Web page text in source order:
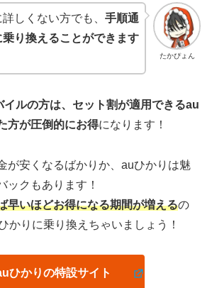
たかぴょん
しくない方でも、 手順通
乗り換えることができます
ルの方は、セット割が適用できるau
方が圧倒的にお得になります！
が安くなるばかりか、auひかりは魅
ックもあります！
早いほどお得になる期間が増えるの
かりに乗り換えちゃいましょう！
ひかりの特設サイト